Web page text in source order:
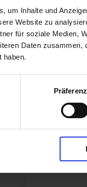
um Inhalte und
Website zu
für soziale Medien,
Daten
haben.